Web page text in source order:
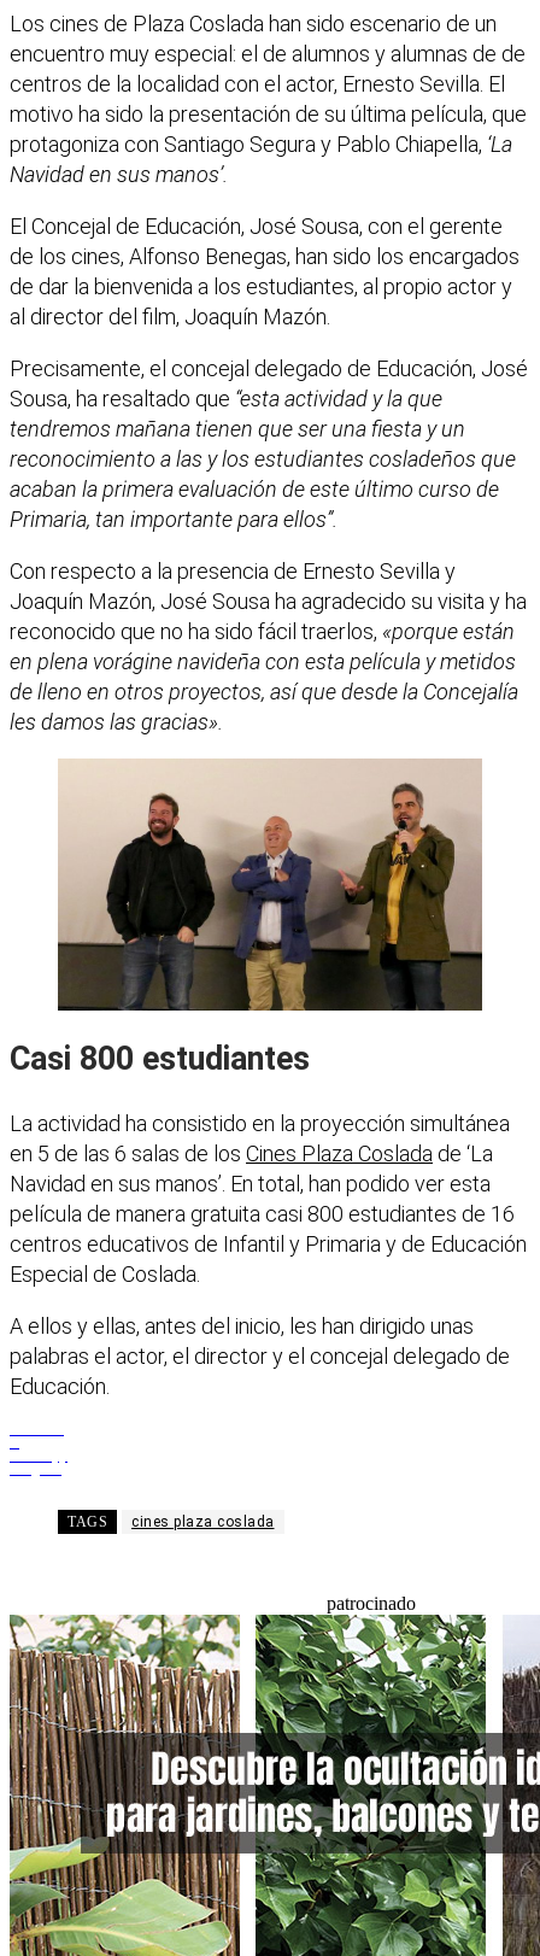
Los cines de Plaza Coslada han sido escenario de un
encuentro muy especial: el de alumnos y alumnas de de
centros de la localidad con el actor, Ernesto Sevilla. El
motivo ha sido la presentación de su última película, que
protagoniza con Santiago Segura y Pablo Chiapella, ‘La
Navidad en sus manos’.
El Concejal de Educación, José Sousa, con el gerente
de los cines, Alfonso Benegas, han sido los encargados
de dar la bienvenida a los estudiantes, al propio actor y
al director del film, Joaquín Mazón.
Precisamente, el concejal delegado de Educación, José
Sousa, ha resaltado que “esta actividad y la que
tendremos mañana tienen que ser una fiesta y un
reconocimiento a las y los estudiantes cosladeños que
acaban la primera evaluación de este último curso de
Primaria, tan importante para ellos”.
Con respecto a la presencia de Ernesto Sevilla y
Joaquín Mazón, José Sousa ha agradecido su visita y ha
reconocido que no ha sido fácil traerlos, «porque están
en plena vorágine navideña con esta película y metidos
de lleno en otros proyectos, así que desde la Concejalía
les damos las gracias».
Casi 800 estudiantes
La actividad ha consistido en la proyección simultánea
en 5 de las 6 salas de los Cines Plaza Coslada de ‘La
Navidad en sus manos’. En total, han podido ver esta
película de manera gratuita casi 800 estudiantes de 16
centros educativos de Infantil y Primaria y de Educación
Especial de Coslada.
A ellos y ellas, antes del inicio, les han dirigido unas
palabras el actor, el director y el concejal delegado de
Educación.
TAGS cines plaza coslada
patrocinado